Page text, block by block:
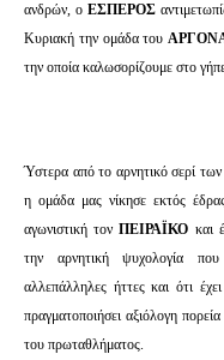
ανδρών, ο ΕΣΠΕΡΟΣ
Κυριακή την ομάδα του
την οποία καλωσορίζουμε στο
Ύστερα από το αρνητικό σερί των
η ομάδα μας νίκησε εκτός
αγωνιστική τονΠΕΙΡΑΪΚΟ και
την αρνητική ψυχολογία
αλλεπάλληλες ήττες και ότι
πραγματοποιήσει αξιόλογη
του πρωταθλήματος.